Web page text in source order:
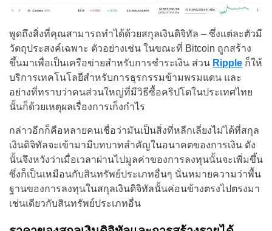
พูดถึงสิ่งที่คุณสามารถทำได้ด้วยสกุลเงินดิจิทัล – ซึ่งแต่ละตัวมี
วัตถุประสงค์เฉพาะ ตัวอย่างเช่น ในขณะที่ Bitcoin ถูกสร้าง
ขึ้นมาเพื่อเป็นเครือข่ายสำหรับการชำระเงิน ส่วน Ripple ก็ให้
บริการเทคโนโลยีสำหรับการธุรกรรมข้ามพรมแดน และ
อย่างที่ทราบว่าคนส่วนใหญ่ที่มีวิธีซื้อคริปโตในประเทศไทย
นั้นก็ด้วยเหตุผลเรื่องการเก็งกำไร
กล่าวอีกก็คือหลายคนเชื่อว่ามันเป็นสิ่งที่หลีกเลี่ยงไม่ได้ที่สกุล
เงินดิจิทัลจะเข้ามามีบทบาทสำคัญในอนาคตของการเงิน ดัง
นั้นจึงหวังว่าเมื่อเวลาผ่านไปมูลค่าของการลงทุนนั้นจะเพิ่มขึ้น
ซึ่งก็เป็นเหมือนกับสินทรัพย์ประเภทอื่นๆ นั่นหมายความว่าพื้น
ฐานของการลงทุนในสกุลเงินดิจิทัลนั้นค่อนข้างตรงไปตรงมา
เช่นเดียวกับสินทรัพย์ประเภทอื่น